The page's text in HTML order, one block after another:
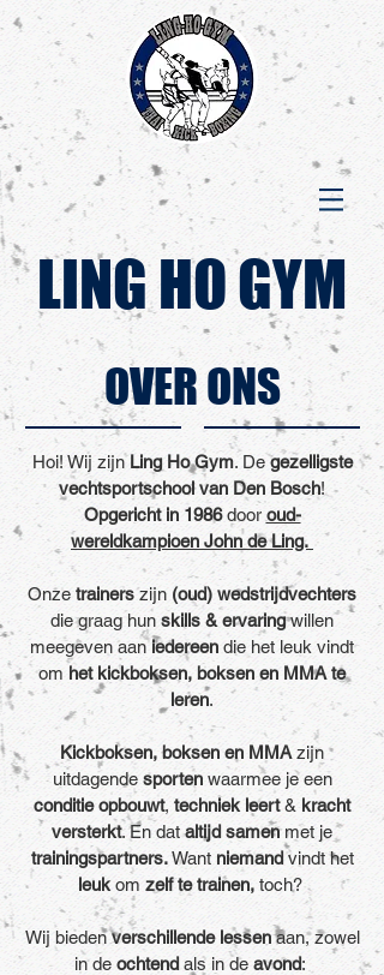
LING HO GYM
OVER ONS
Hoi! Wij zijnLing Ho Gym. Degezelligste
vechtsportschool van Den Bosch!
Opgericht in 1986door oud-
wereldkampioen John de Ling.
Onze trainerszijn (oud) wedstrijdvechters
die graag hun skills & ervaringwillen
meegeven aaniedereen die het leuk vindt
om het kickboksen, boksen en MMA te
leren.
Kickboksen, boksen en MMA zijn
uitdagende sportenwaarmee je een
conditie opbouwt, techniek leert& kracht
versterkt. En dataltijd samenmet je
trainingspartners.Want niemandvindt het
leukom zelf te trainen, toch?
Wij biedenverschillende lessenaan, zowel
in de ochtendals in de avond: